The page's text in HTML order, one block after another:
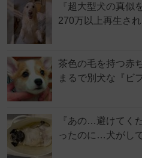
『超大型犬の真似
270万以上再生さ
茶色の毛を持つ赤
まるで別犬な『ビ
『あの…避けてく
ったのに…犬がし